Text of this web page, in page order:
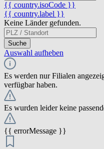
{{ country.isoCode }}
{{ country.label }}
Keine Länder gefunden.
Suche
Auswahl aufheben
Es werden nur Filialen
verfügbar haben.
Es wurden leider keine
{{ errorMessage }}